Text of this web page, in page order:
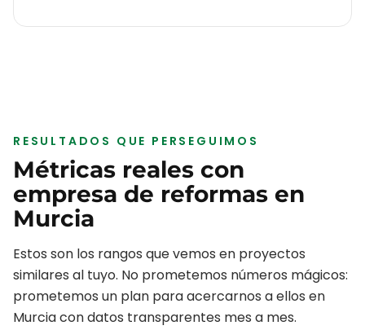
RESULTADOS QUE PERSEGUIMOS
Métricas reales con
empresa de reformas en
Murcia
Estos son los rangos que vemos en proyectos
similares al tuyo. No prometemos números mágicos:
prometemos un plan para acercarnos a ellos en
Murciacon datos transparentes mes a mes.